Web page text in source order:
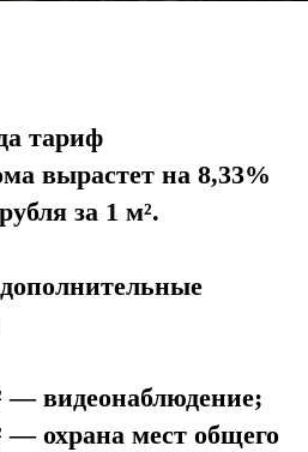
тариф
вырастет на 8,33%
за 1 м².
— видеонаблюдение;
— охрана мест общего